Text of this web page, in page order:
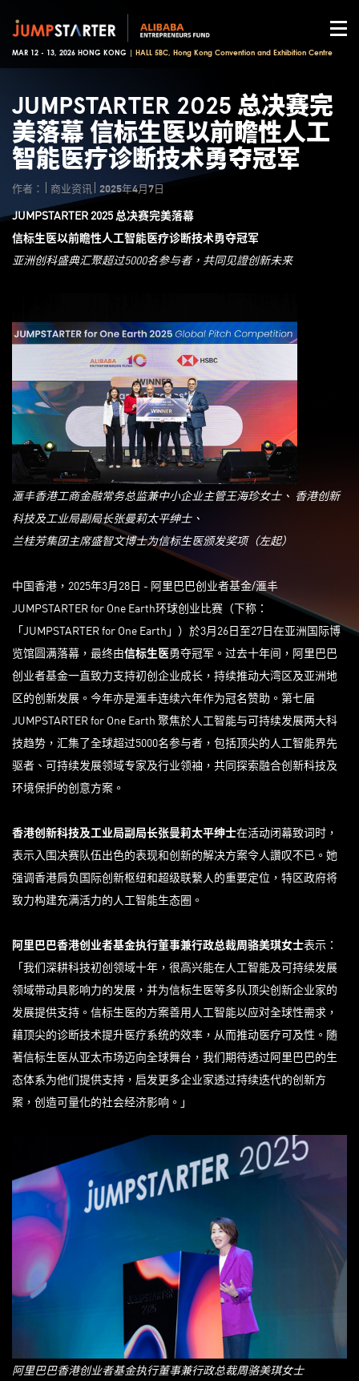
MAR 12 - 13, 2026 HONG KONG | HALL 5BC, Hong Kong Convention and Exhibition Centre
JUMPSTARTER 2025 总决赛完
美落幕 信标生医以前瞻性人工
智能医疗诊断技术勇夺冠军
作者： 商业资讯 2025年4月7日
JUMPSTARTER 2025 总决赛完美落幕
信标生医以前瞻性人工智能医疗诊断技术勇夺冠军
亚洲创科盛典汇聚超过5000名参与者，共同见證创新未来
滙丰香港工商金融常务总监兼中小企业主管王海珍女士、 香港创新
科技及工业局副局长张曼莉太平绅士、
兰桂芳集团主席盛智文博士为信标生医颁发奖项（左起）
中国香港，2025年3月28日 - 阿里巴巴创业者基金/滙丰
JUMPSTARTER for One Earth环球创业比赛（下称：
「JUMPSTARTER for One Earth」）於3月26日至27日在亚洲国际博
览馆圆满落幕，最终由信标生医勇夺冠军。过去十年间，阿里巴巴
创业者基金一直致力支持初创企业成长，持续推动大湾区及亚洲地
区的创新发展。今年亦是滙丰连续六年作为冠名赞助。第七届
JUMPSTARTER for One Earth 聚焦於人工智能与可持续发展两大科
技趋势，汇集了全球超过5000名参与者，包括顶尖的人工智能界先
驱者、可持续发展领域专家及行业领袖，共同探索融合创新科技及
环境保护的创意方案。
香港创新科技及工业局副局长张曼莉太平绅士在活动闭幕致词时，
表示入围决赛队伍出色的表现和创新的解决方案令人讚叹不已。她
强调香港肩负国际创新枢纽和超级联繫人的重要定位，特区政府将
致力构建充满活力的人工智能生态圈。
阿里巴巴香港创业者基金执行董事兼行政总裁周骆美琪女士表示：
「我们深耕科技初创领域十年，很高兴能在人工智能及可持续发展
领域带动具影响力的发展，并为信标生医等多队顶尖创新企业家的
发展提供支持。信标生医的方案善用人工智能以应对全球性需求，
藉顶尖的诊断技术提升医疗系统的效率，从而推动医疗可及性。随
著信标生医从亚太市场迈向全球舞台，我们期待透过阿里巴巴的生
态体系为他们提供支持，启发更多企业家透过持续迭代的创新方
案，创造可量化的社会经济影响。」
阿里巴巴香港创业者基金执行董事兼行政总裁周骆美琪女士